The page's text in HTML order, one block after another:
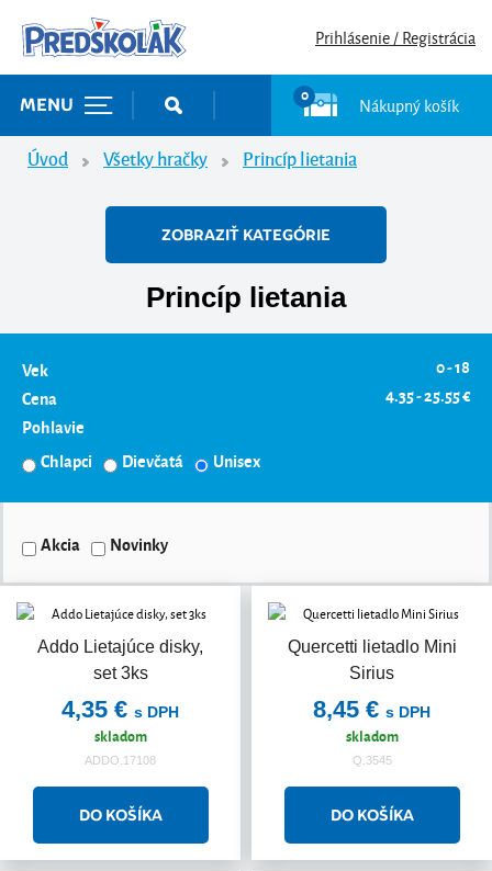
Prihlásenie / Registrácia
MENU 0 Nákupný košík
Úvod Všetky hračky Princíp lietania
ZOBRAZIŤ KATEGÓRIE
Princíp lietania
Vek
0 - 18
Cena
4.35 - 25.55 €
Pohlavie
Chlapci
Dievčatá Unisex
Akcia Novinky
Addo Lietajúce disky,
set 3ks
4,35 € s DPH
skladom
ADDO.17108
Quercetti lietadlo Mini
Sirius
8,45 € s DPH
skladom
Q.3545